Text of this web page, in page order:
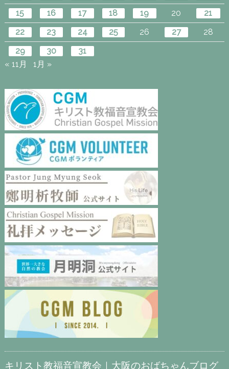
15
16 17 18 19 20
21
22
23 24 25 26 27
28
29
30
31
« 11月
1月 »
キリスト教福音宣教会｜大阪のおばちゃんブログ